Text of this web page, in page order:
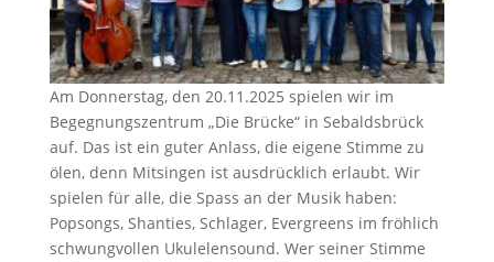
Am Donnerstag, den 20.11.2025 spielen wir im
Begegnungszentrum „Die Brücke“ in Sebaldsbrück
auf. Das ist ein guter Anlass, die eigene Stimme zu
ölen, denn Mitsingen ist ausdrücklich erlaubt. Wir
spielen für alle, die Spass an der Musik haben:
Popsongs, Shanties, Schlager, Evergreens im fröhlich
schwungvollen Ukulelensound. Wer seiner Stimme